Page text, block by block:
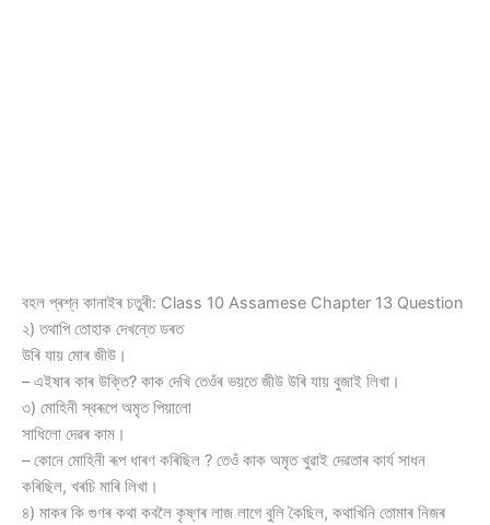
বহল প্ৰশ্ন কানাইৰ চতুৰী: Class 10 Assamese Chapter 13 Question
২) তথাপি তোহাক দেখন্তে ডৰত
উৰি যায় মোৰ জীউ।
– এইষাৰ কাৰ উক্তি? কাক দেখি তেওঁৰ ভয়তে জীউ উৰি যায় বুজাই লিখা।
৩) মোহিনী স্বৰূপে অমৃত পিয়ালো
সাধিলো দেৱৰ কাম।
– কোনে মোহিনী ৰূপ ধাৰণ কৰিছিল ? তেওঁ কাক অমৃত খুৱাই দেৱতাৰ কার্য সাধন
কৰিছিল, খৰচি মাৰি লিখা।
৪) মাকৰ কি গুণৰ কথা কবলৈ কৃষ্ণৰ লাজ লাগে বুলি কৈছিল, কথাখিনি তােমাৰ নিজৰ